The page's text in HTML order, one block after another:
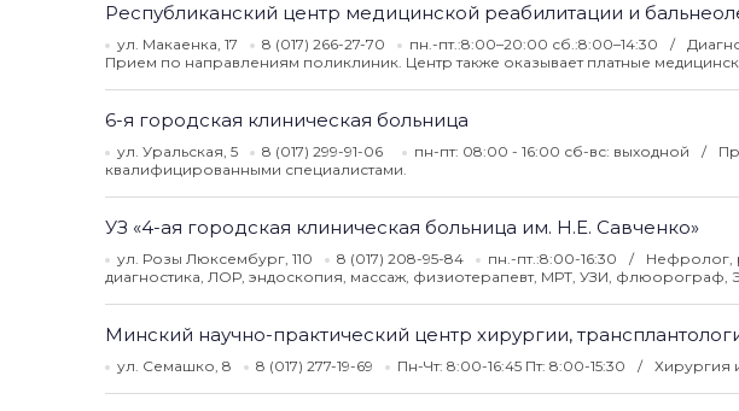
Республиканский центр медицинской реабилитации и
ул. Макаенка, 17 8 (017) 266-27-70 пн.-пт.:8:00–20:00 сб.:8:00–14:30
Прием по направлениям поликлиник. Центр также оказывает платные
6-я городская клиническая больница
ул. Уральская, 5 8 (017) 299-91-06 пн-пт: 08:00 - 16:00 сб-вс: выходной
квалифицированными специалистами.
УЗ «4-ая городская клиническая больница им. Н.Е. Савченко»
ул. Розы Люксембург, 110 8 (017) 208-95-84 пн.-пт.:8:00-16:30
Нефролог,
диагностика, ЛОР, эндоскопия, массаж, физиотерапевт, МРТ, УЗИ, флюорограф,
Минский научно-практический центр хирургии,
ул. Семашко, 8 8 (017) 277-19-69 Пн-Чт: 8:00-16:45 Пт: 8:00-15:30 Хирургия